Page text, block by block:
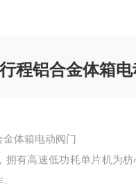
程铝合金体箱电
体箱电动阀门
拥有高速低功耗单片机为